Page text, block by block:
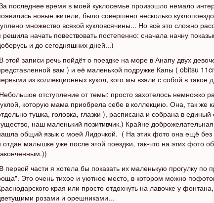
последнее время в моей куклосемье произошло немало
новые жители, было совершено несколько
множество всякой кукловсячины... Но всё это сложно
решила начать повествовать постепенно: сначала начну
и до сегодняшних дней...)
этой записи речь пойдёт о поездке на море в Анапу двух
вам ) и её маленькой подружке Капы ( obitsu
из коллекционных кукол, кого мы взяли с собой в такое
отступление от темы: просто захотелось немножко
которую мама приобрела себе в коллекцию. Она, так же
тушка, головка, глазки ), расписана и собрана в
наш маленький позитивчик.) Крайне
общий язык с моей Лидочкой. ( На этих фото она ещё без
отдан малышке уже после этой поездки, так-что на этих фото
первой части я хотела бы показать их маленькую прогулку по
Это очень тихое и уютное место, в котором можно
края или просто отдохнуть на лавочке у
розами и орешниками...